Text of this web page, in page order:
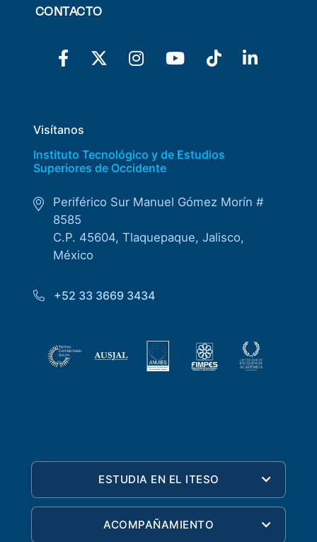
CONTACTO
Visítanos
Instituto Tecnológico y de Estudios
Superiores de Occidente
Periférico Sur Manuel Gómez Morín #
8585
C.P. 45604, Tlaquepaque, Jalisco,
México
+52 33 3669 3434
ESTUDIA EN EL ITESO
ACOMPAÑAMIENTO